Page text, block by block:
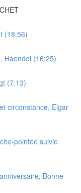
(18:56)
Haendel (16:25)
(7:13)
circonstance, Elgar
pointée suivie
Bonne